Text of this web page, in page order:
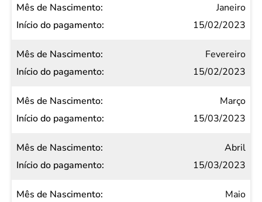
Mês de
Nascimento
pagamento
Janeiro
15/02/2023
Fevereiro
15/02/2023
Março
15/03/2023
Abril
15/03/2023
Maio